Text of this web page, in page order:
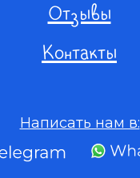
Отзывы
Контакты
Написать нам в: